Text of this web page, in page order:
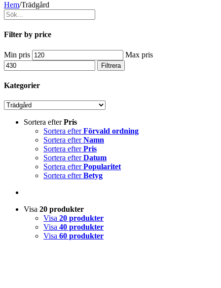
Hem/Trädgård
Filter by price
Min pris Max pris
Filtrera
Kategorier
Sortera efterPris
Sortera efterFörvald ordning
Sortera efterNamn
Sortera efterPris
Sortera efterDatum
Sortera efterPopularitet
Sortera efterBetyg
Visa 20 produkter
Visa 20 produkter
Visa 40 produkter
Visa 60 produkter